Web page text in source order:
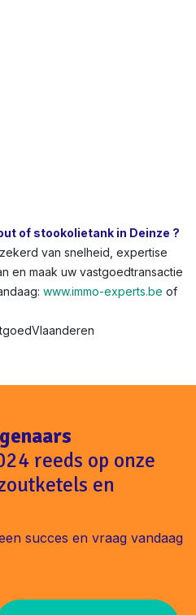
of stookolietank in Deinze ?
van snelheid, expertise
en maak uw vastgoedtransactie
www.immo-experts.be of
reeds op onze
en
succes en vraag vandaag